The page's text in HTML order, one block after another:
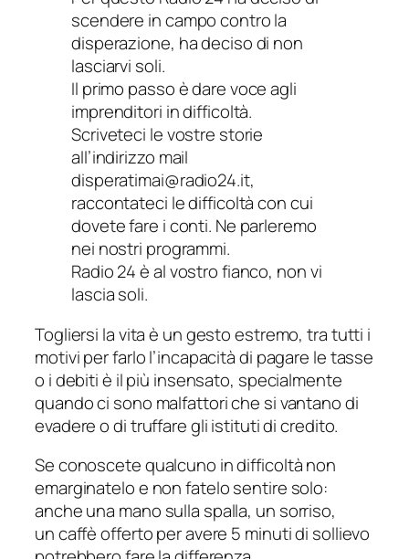
scendere in campo contro la
disperazione, ha deciso di non
lasciarvi soli.
Il primo passo è dare voce agli
imprenditori in difficoltà.
Scriveteci le vostre storie
all’indirizzo mail
disperatimai@radio24.it,
raccontateci le difficoltà con cui
dovete fare i conti. Ne parleremo
nei nostri programmi.
Radio 24 è al vostro fianco, non vi
lascia soli.
Togliersi la vita è un gesto estremo, tra tutti i
motivi per farlo l’incapacità di pagare le tasse
o i debiti è il più insensato, specialmente
quando ci sono malfattori che si vantano di
evadere o di truffare gli istituti di credito.
Se conoscete qualcuno in difficoltà non
emarginatelo e non fatelo sentire solo:
anche una mano sulla spalla, un sorriso,
un caffè offerto per avere 5 minuti di sollievo